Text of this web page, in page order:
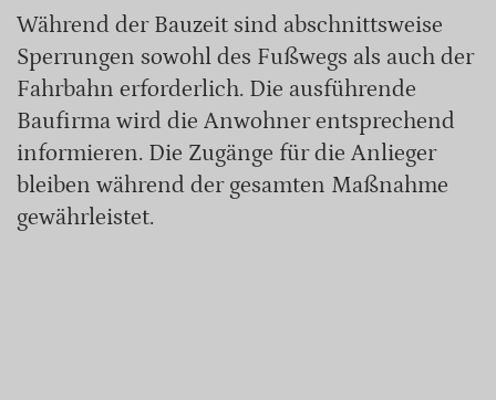
Während der Bauzeit sind abschnittsweise
Sperrungen sowohl des Fußwegs als auch der
Fahrbahn erforderlich. Die ausführende
Baufirma wird die Anwohner entsprechend
informieren. Die Zugänge für die Anlieger
bleiben während der gesamten Maßnahme
gewährleistet.